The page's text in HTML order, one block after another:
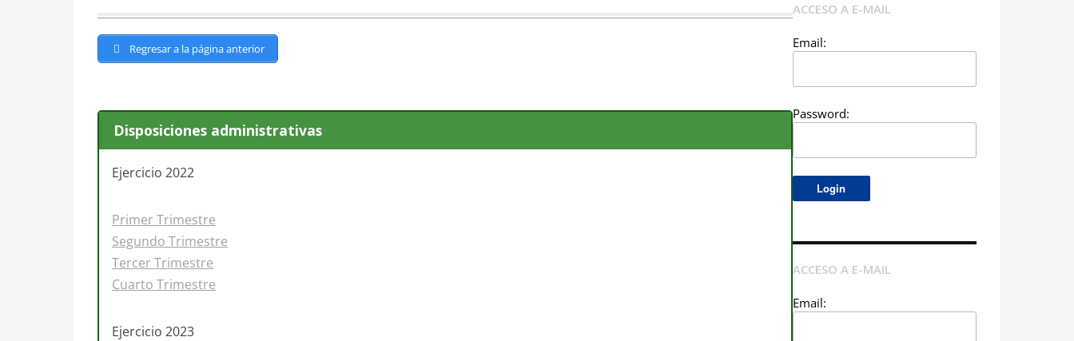
Regresar a la página anterior
Disposiciones administrativas
Ejercicio 2022
Primer Trimestre
Segundo Trimestre
Tercer Trimestre
Cuarto Trimestre
Ejercicio 2023
ACCESO A E-MAIL
Email:
Password:
ACCESO A E-MAIL
Email: